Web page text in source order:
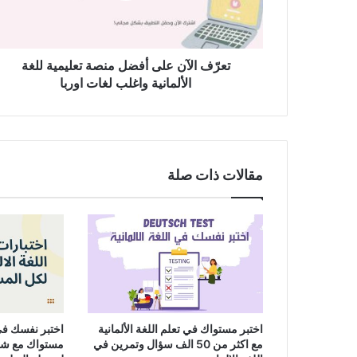
للغة
الألمانية
واغلب
تعرّف الآن على أفضل منصة تعليمية للغة
الألمانية واغلب لغات اوربا
مقالات ذات صلة
اختبر مستواك في تعلم اللغة الألمانية
مع اكثر من 50 الف سؤال وتمرين في
اختبر نفسك في
مستواك مع